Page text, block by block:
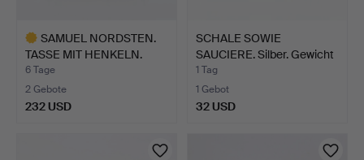
SAMUEL NORDSTEN.
TASSE MIT HENKELN.
Silber…
6 Tage
2 Gebote
232 USD
SCHALE SOWIE
SAUCIERE. Silber. Gewicht
ca.…
1 Tag
1 Gebot
32 USD